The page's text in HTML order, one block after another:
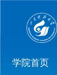
学院首页